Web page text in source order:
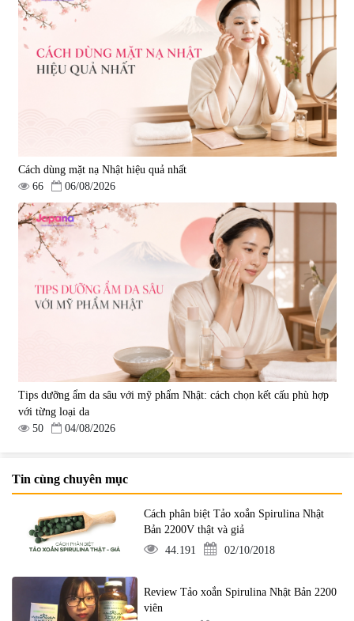
Cách dùng mặt nạ Nhật hiệu quả nhất
66
06/08/2026
Tips dưỡng ẩm da sâu với mỹ phẩm Nhật: cách chọn kết cấu phù hợp
với từng loại da
50
04/08/2026
Tin cùng chuyên mục
Cách phân biệt Tảo xoắn Spirulina Nhật
Bản 2200V thật và giả
44.191
02/10/2018
Review Tảo xoắn Spirulina Nhật Bản 2200
viên